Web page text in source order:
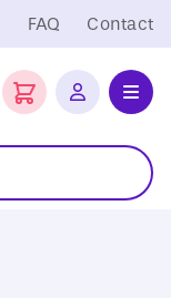
FAQ Contact